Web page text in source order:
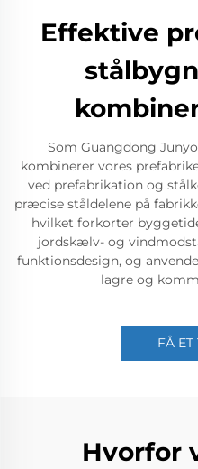
Effektive
Som Guangdong
kombinerer vores
ved prefabrikation og
præcise ståldelene på
hvilket forkorter
jordskælv- og
funktionsdesign, og
lagre og
FÅ
Hvorfor